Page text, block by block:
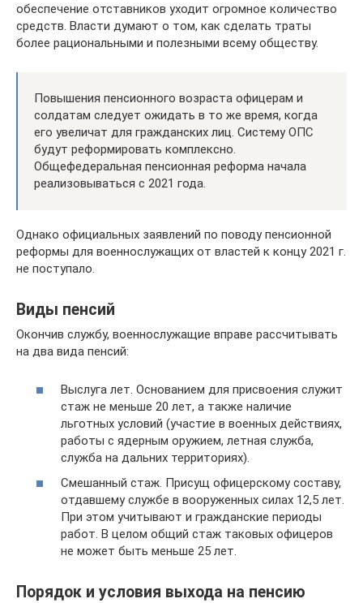
обеспечение отставников уходит огромное количество
средств. Власти думают о том, как сделать траты
более рациональными и полезными всему обществу.
Повышения пенсионного возраста офицерам и
солдатам следует ожидать в то же время, когда
его увеличат для гражданских лиц. Систему ОПС
будут реформировать комплексно.
Общефедеральная пенсионная реформа начала
реализовываться с 2021 года.
Однако официальных заявлений по поводу пенсионной
реформы для военнослужащих от властей к концу 2021 г.
не поступало.
Виды пенсий
Окончив службу, военнослужащие вправе рассчитывать
на два вида пенсий:
Выслуга лет. Основанием для присвоения служит
стаж не меньше 20 лет, а также наличие
льготных условий (участие в военных действиях,
работы с ядерным оружием, летная служба,
служба на дальних территориях).
Смешанный стаж. Присущ офицерскому составу,
отдавшему службе в вооруженных силах 12,5 лет.
При этом учитывают и гражданские периоды
работ. В целом общий стаж таковых офицеров
не может быть меньше 25 лет.
Порядок и условия выхода на пенсию